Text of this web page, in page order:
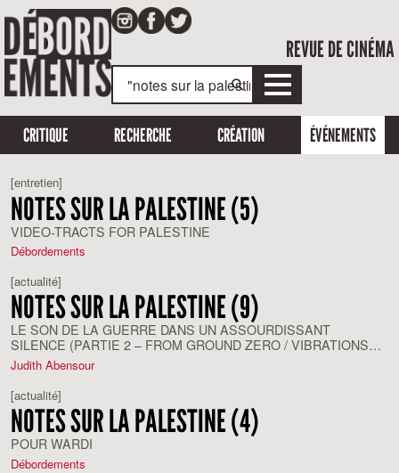
REVUE DE CINÉMA
CRITIQUE RECHERCHE CRÉATION ÉVÉNEMENTS
[entretien]
NOTES SUR LA PALESTINE (5)
VIDEO-TRACTS FOR PALESTINE
Débordements
[actualité]
NOTES SUR LA PALESTINE (9)
LE SON DE LA GUERRE DANS UN ASSOURDISSANT
SILENCE (PARTIE 2 – FROM GROUND ZERO / VIBRATIONS
FROM GAZA DE REHAB NAZZAL / ZIFZAFA DE LAWRENCE
ABU HAMDAN / 24HRS RADIO PALESTINE)
Judith Abensour
[actualité]
NOTES SUR LA PALESTINE (4)
POUR WARDI
Débordements